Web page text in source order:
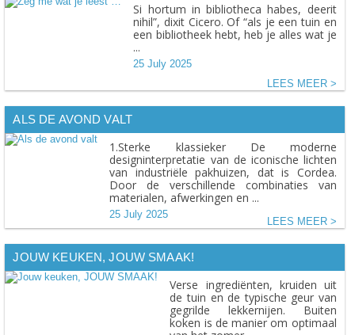
Si hortum in bibliotheca habes, deerit
nihil”, dixit Cicero. Of “als je een tuin en
een bibliotheek hebt, heb je alles wat je
...
25 July 2025
LEES MEER
ALS DE AVOND VALT
1.Sterke klassieker De moderne
designinterpretatie van de iconische lichten
van industriële pakhuizen, dat is Cordea.
Door de verschillende combinaties van
materialen, afwerkingen en ...
25 July 2025
LEES MEER
JOUW KEUKEN, JOUW SMAAK!
Verse ingrediënten, kruiden uit
de tuin en de typische geur van
gegrilde lekkernijen. Buiten
koken is de manier om optimaal